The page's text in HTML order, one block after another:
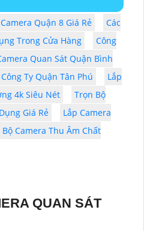
Quận 8 Giá Rẻ
Các
Trong Cửa Hàng
Công
Quan Sát Quận Bình
Ty Quận Tân Phú
Lắp
4k Siêu Nét
Trọn Bộ
Giá Rẻ
Lắp Camera
Bộ Camera Thu Âm Chất
QUAN SÁT